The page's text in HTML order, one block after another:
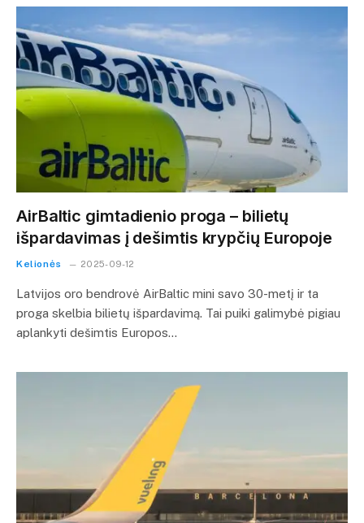
AirBaltic gimtadienio proga – bilietų
išpardavimas į dešimtis krypčių Europoje
Kelionės 2025-09-12
Latvijos oro bendrovė AirBaltic mini savo 30-metį ir ta
proga skelbia bilietų išpardavimą. Tai puiki galimybė pigiau
aplankyti dešimtis Europos…